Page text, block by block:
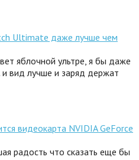
Ultimate даже лучше чем
яблочной ультре, я бы даже
и вид лучше и заряд держат
видеокарта NVIDIA GeForce
радость что сказать еще бы